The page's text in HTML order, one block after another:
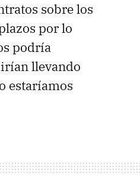
sobre los
por lo
podría
llevando
estaríamos